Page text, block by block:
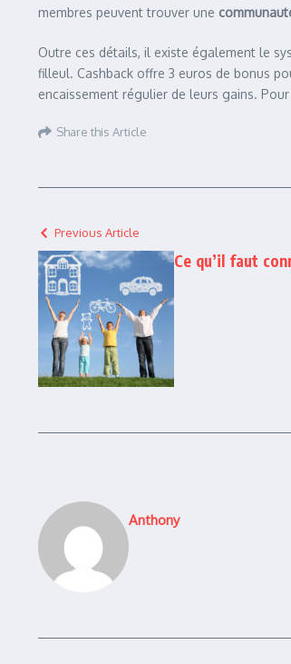
membres peuvent trouver une
Outre ces détails, il existe également le
filleul. Cashback offre 3 euros de bonus
encaissement régulier de leurs gains.
Share this Article
Previous Article
Ce qu’il faut
Anthony